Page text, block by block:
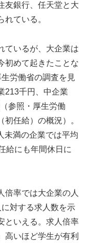
友銀行、任天堂と大
ている。
ているが、大企業は
初めて起きたことな
労働省の調査を見
213千円、中企業
参照・厚生労働
任給）の概況）。
未満の企業では平均
給にも年間休日に
倍率では大企業の人
対する求人数を示
といえる。求人倍率
高いほど学生が有利